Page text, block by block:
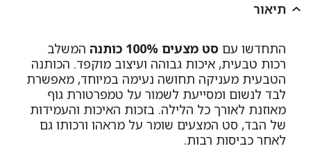
תיאור
התחדשו עם סט מצעים 100% כותנה
המשלב
רכות טבעית, איכות גבוהה ועיצוב מוקפד. הכותנה
הטבעית מעניקה תחושה נעימה במיוחד, מאפשרת
לבד לנשום ומסייעת לשמור על טמפרטורת גוף
מאוזנת לאורך כל הלילה. בזכות האיכות והעמידות
של הבד, סט המצעים שומר על מראהו ורכותו גם
לאחר כביסות רבות.